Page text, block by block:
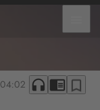
04:02 headphones chrome_reader_mode bookmark_border